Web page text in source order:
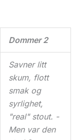
Dommer 2
Savner litt
skum, flott
smak og
syrlighet,
"real" stout. -
Men var den